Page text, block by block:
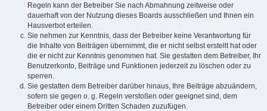
Regeln kann der Betreiber Sie nach Abmahnung zeitweise oder
dauerhaft von der Nutzung dieses Boards ausschließen und Ihnen ein
Hausverbot erteilen.
Sie nehmen zur Kenntnis, dass der Betreiber keine Verantwortung für
die Inhalte von Beiträgen übernimmt, die er nicht selbst erstellt hat oder
die er nicht zur Kenntnis genommen hat. Sie gestatten dem Betreiber, Ihr
Benutzerkonto, Beiträge und Funktionen jederzeit zu löschen oder zu
sperren.
Sie gestatten dem Betreiber darüber hinaus, Ihre Beiträge abzuändern,
sofern sie gegen o. g. Regeln verstoßen oder geeignet sind, dem
Betreiber oder einem Dritten Schaden zuzufügen.